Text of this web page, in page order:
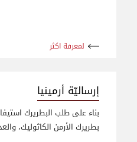
لمعرفة اكثر
إرساليّة أرمينيا
بناء على طلب البطريرك
بطريرك الأرمن الكاثوليك،